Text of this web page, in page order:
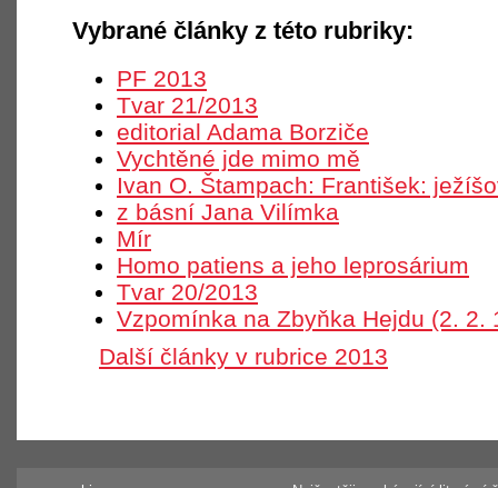
Vybrané články z této rubriky:
PF 2013
Tvar 21/2013
editorial Adama Borziče
Vychtěné jde mimo mě
Ivan O. Štampach: František:
z básní Jana Vilímka
Mír
Homo patiens a jeho leprosárium
Tvar 20/2013
Vzpomínka na Zbyňka Hejdu (2. 2.
Další články v rubrice 2013